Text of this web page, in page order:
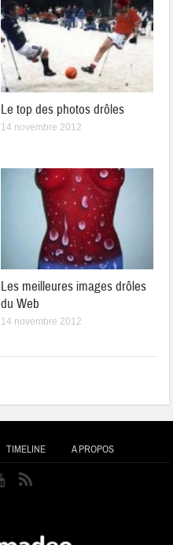
Le top des photos drôles
14 novembre 2012
Les meilleures images drôles
du Web
14 novembre 2012
TIMELINE A PROPOS